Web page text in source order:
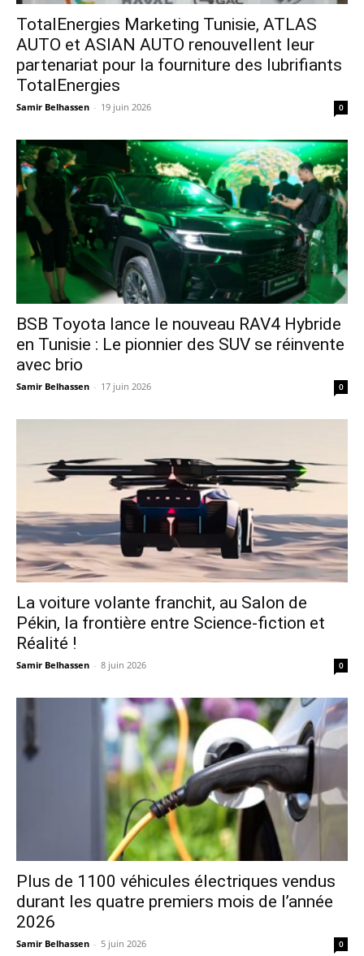
TotalEnergies Marketing Tunisie, ATLAS
AUTO et ASIAN AUTO renouvellent leur
partenariat pour la fourniture des lubrifiants
TotalEnergies
Samir Belhassen - 19 juin 2026 0
​BSB Toyota lance le nouveau RAV4 Hybride
en Tunisie : Le pionnier des SUV se réinvente
avec brio
Samir Belhassen - 17 juin 2026 0
La voiture volante franchit, au Salon de
Pékin, la frontière entre Science-fiction et
Réalité !
Samir Belhassen - 8 juin 2026 0
Plus de 1100 véhicules électriques vendus
durant les quatre premiers mois de l’année
2026
Samir Belhassen - 5 juin 2026 0